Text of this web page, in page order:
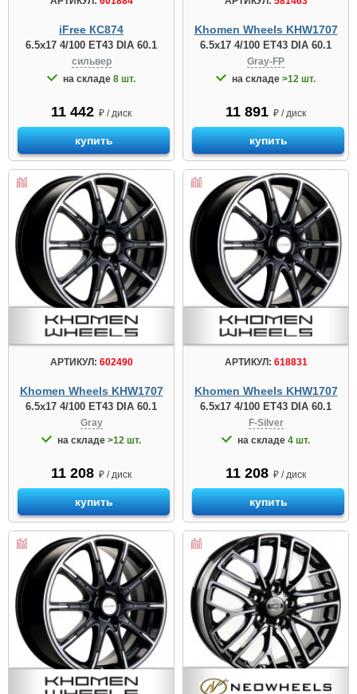
iFree КС874
6.5x17 4/100 ET43 DIA 60.1
сильвер
на складе 8 шт.
11 442 ₽ / диск
купить
Khomen Wheels KHW1707
6.5x17 4/100 ET43 DIA 60.1
Gray-FP
на складе >12 шт.
11 891 ₽ / диск
купить
АРТИКУЛ: 602490
Khomen Wheels KHW1707
6.5x17 4/100 ET43 DIA 60.1
Gray
на складе >12 шт.
11 208 ₽ / диск
купить
АРТИКУЛ: 618831
Khomen Wheels KHW1707
6.5x17 4/100 ET43 DIA 60.1
F-Silver
на складе 4 шт.
11 208 ₽ / диск
купить